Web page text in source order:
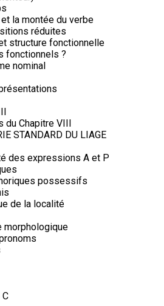
la montée du verbe
réduites
structure fonctionnelle
fonctionnels ?
nominal
du Chapitre VIII
STANDARD DU LIAGE
des expressions A et P
possessifs
de la localité
morphologique